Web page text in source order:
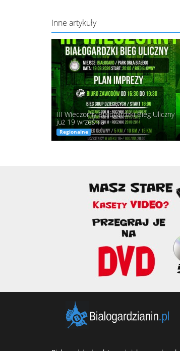
Inne artykuły
Regionalne
III Wieczorny Białogardzki Bieg Uliczny
już 19 września